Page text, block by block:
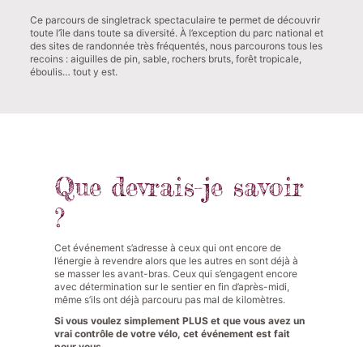
Ce parcours de singletrack spectaculaire te permet de découvrir
toute l’île dans toute sa diversité. À l’exception du parc national et
des sites de randonnée très fréquentés, nous parcourons tous les
recoins : aiguilles de pin, sable, rochers bruts, forêt tropicale,
éboulis… tout y est.
Que devrais-je savoir
?
Cet événement s’adresse à ceux qui ont encore de
l’énergie à revendre alors que les autres en sont déjà à
se masser les avant-bras. Ceux qui s’engagent encore
avec détermination sur le sentier en fin d’après-midi,
même s’ils ont déjà parcouru pas mal de kilomètres.
Si vous voulez simplement PLUS et que vous avez un
vrai contrôle de votre vélo, cet événement est fait